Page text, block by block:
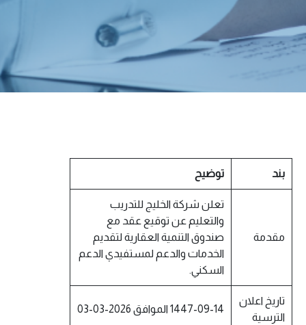
بند توضيح
مقدمة
تعلن شركة الخليج للتدريب
والتعليم عن توقيع عقد مع
صندوق التنمية العقارية لتقديم
الخدمات والدعم لمستفيدي الدعم
السكني.
تاريخ اعلان
الترسية
1447-09-14 الموافق 2026-03-03